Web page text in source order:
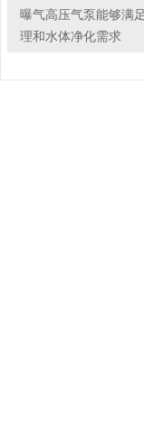
曝气高压气泵能够满
理和水体净化需求